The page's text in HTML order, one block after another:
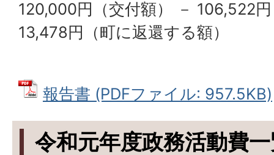
120,000円（交付額） － 106,522
13,478円（町に返還する額）
報告書 (PDFファイル: 957.5KB)
令和元年度政務活動費